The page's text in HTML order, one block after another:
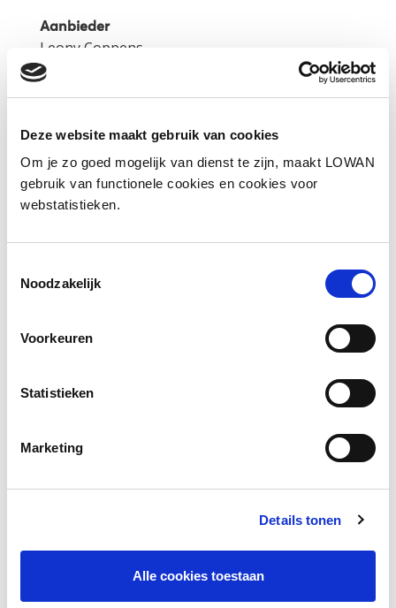
Deze website maakt gebruik van cookies
Om je zo goed mogelijk van dienst te zijn, maakt LOWAN
gebruik van functionele cookies en cookies voor
webstatistieken.
Noodzakelijk
Voorkeuren
Statistieken
Marketing
Details tonen
Alle cookies toestaan
Aanbieder
Leony Coppens
Categorie
Traumasensitief
Type training
Webinar
Tijdsduur
90 minuten
Kosten
Website
maken in het leven van een kind. Daarom is de
maken”. In dit webinar legt Leony Coppens uit
wat de effecten kunnen zijn van het opgroeien
van traumatische ervaringen in de vroege
kinderjaren. Maar ook wat veerkracht is en op
welke manier de veerkracht van kinderen kan